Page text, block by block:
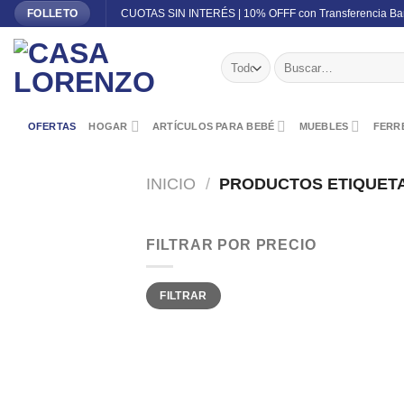
Skip
content
FOLLETO CUOTAS SIN INTERÉS | 10% OFFF con Transferencia
Buscar
por:
OFERTAS HOGAR ARTÍCULOS PARA BEBÉ MUEBLES
INICIO / PRODUCTOS
FILTRAR POR PRECIO
Precio
mínimo
Precio
máximo
FILTRAR